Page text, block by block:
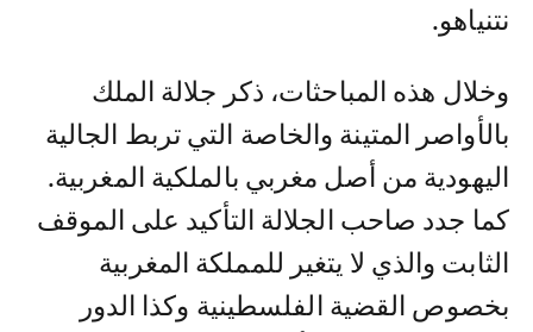
نتنياهو.
وخلال هذه المباحثات، ذكر جلالة الملك
بالأواصر المتينة والخاصة التي تربط الجالية
اليهودية من أصل مغربي بالملكية المغربية.
كما جدد صاحب الجلالة التأكيد على الموقف
الثابت والذي لا يتغير للمملكة المغربية
بخصوص القضية الفلسطينية وكذا الدور